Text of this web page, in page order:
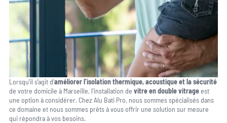
Lorsqu’il s’agit d’améliorer l’isolation thermique, acoustique et la sécurité
de votre domicile à Marseille, l’installation de vitre en double vitrageest
une option à considérer. Chez Alu Bati Pro, nous sommes spécialisés dans
ce domaine et nous sommes prêts à vous offrir une solution sur mesure
qui répondra à vos besoins.